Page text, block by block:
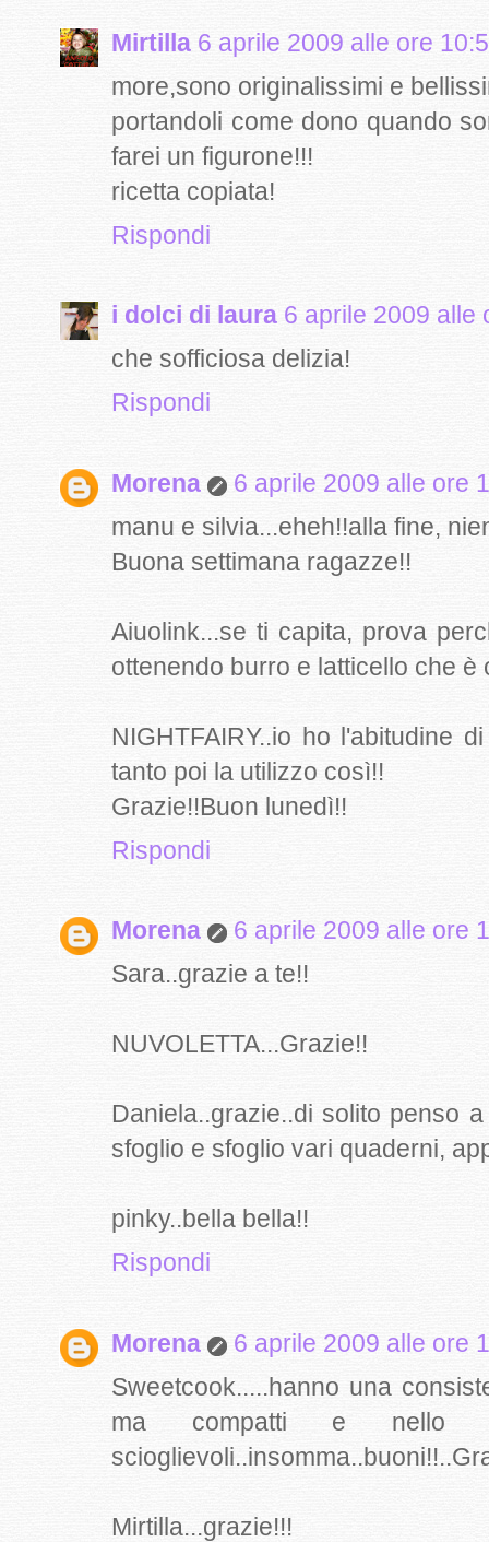
Mirtilla 6 aprile 2009 alle ore
more,sono originalissimi e
portandoli come dono quando
farei un figurone!!!
ricetta copiata!
Rispondi
i dolci di laura 6 aprile 2009 alle
che sofficiosa delizia!
Rispondi
Morena
6 aprile 2009 alle ore
manu e silvia...eheh!!alla fine,
Buona settimana ragazze!!
Aiuolink...se ti capita, prova
ottenendo burro e latticello che è
NIGHTFAIRY..io ho l'abitudine
tanto poi la utilizzo così!!
Grazie!!Buon lunedì!!
Rispondi
Morena
6 aprile 2009 alle ore
Sara..grazie a te!!
NUVOLETTA...Grazie!!
Daniela..grazie..di solito penso
sfoglio e sfoglio vari quaderni,
pinky..bella bella!!
Rispondi
Morena
6 aprile 2009 alle ore
Sweetcook.....hanno una
ma compatti e nello
Mirtilla...grazie!!!